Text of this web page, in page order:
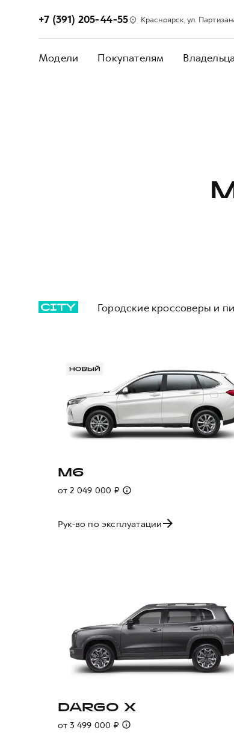
+7 (391) 205-44-55 Красноярск, ул.
Модели Покупателям
Городские кроссоверы и
M6
от 2 049 000 ₽
Рук-во по эксплуатации
DARGO X
от 3 499 000 ₽